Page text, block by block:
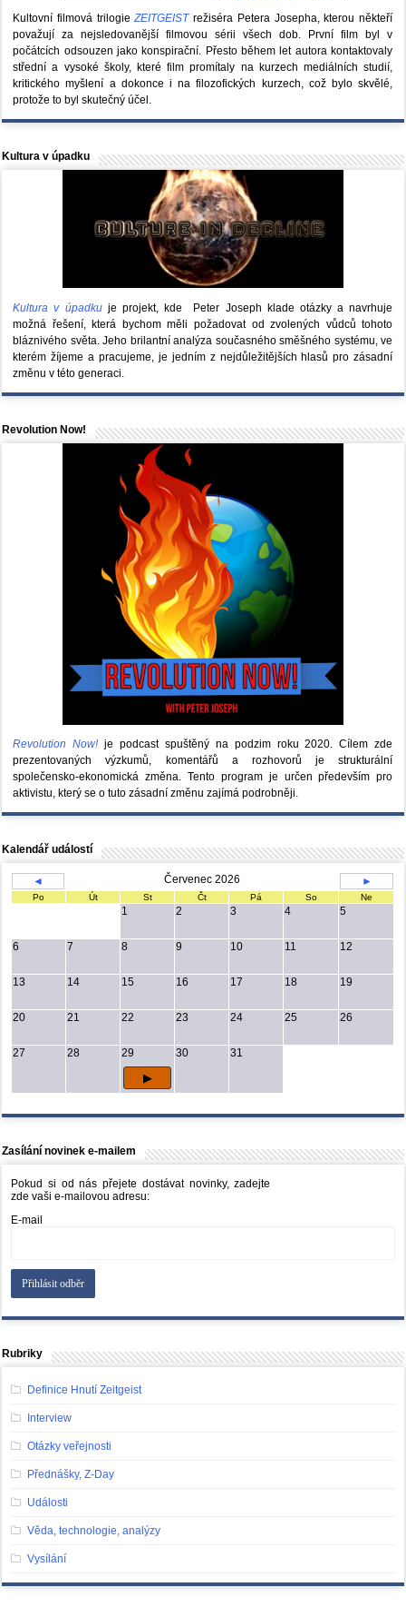
Kultovní filmová trilogieZEITGEISTrežiséra Petera Josepha, kterou někteří
považují za nejsledovanější filmovou sérii všech dob. První film byl v
počátcích odsouzen jako konspirační. Přesto během let autora kontaktovaly
střední a vysoké školy, které film promítaly na kurzech mediálních studií,
kritického myšlení a dokonce i na filozofických kurzech, což bylo skvělé,
protože to byl skutečný účel.
Kultura v úpadku
Kultura v úpadkuje projekt, kde Peter Joseph klade otázky a navrhuje
možná řešení, která bychom měli požadovat od zvolených vůdců tohoto
bláznivého světa. Jeho brilantní analýza současného směšného systému, ve
kterém žíjeme a pracujeme, je jedním z nejdůležitějších hlasů pro zásadní
změnu v této generaci.
Revolution Now!
Revolution Now! je podcast spuštěný na podzim roku 2020.Cílem zde
prezentovaných výzkumů, komentářů a rozhovorů je strukturální
společensko-ekonomická změna. Tento program je určen především pro
aktivistu, který se o tuto zásadní změnu zajímá podrobněji.
Kalendář událostí
◄ Červenec 2026 ►
Po Út St Čt Pá So Ne
1 2 3 4 5
6 7 8 9 10 11 12
13 14 15 16 17 18 19
20 21 22 23 24 25 26
27 28 29 30 31
Zasílání novinek e-mailem
Pokud si od nás přejete dostávat novinky, zadejte
zde vaši e-mailovou adresu:
E-mail
Rubriky
Definice Hnutí Zeitgeist
Interview
Otázky veřejnosti
Přednášky, Z-Day
Události
Věda, technologie, analýzy
Vysílání